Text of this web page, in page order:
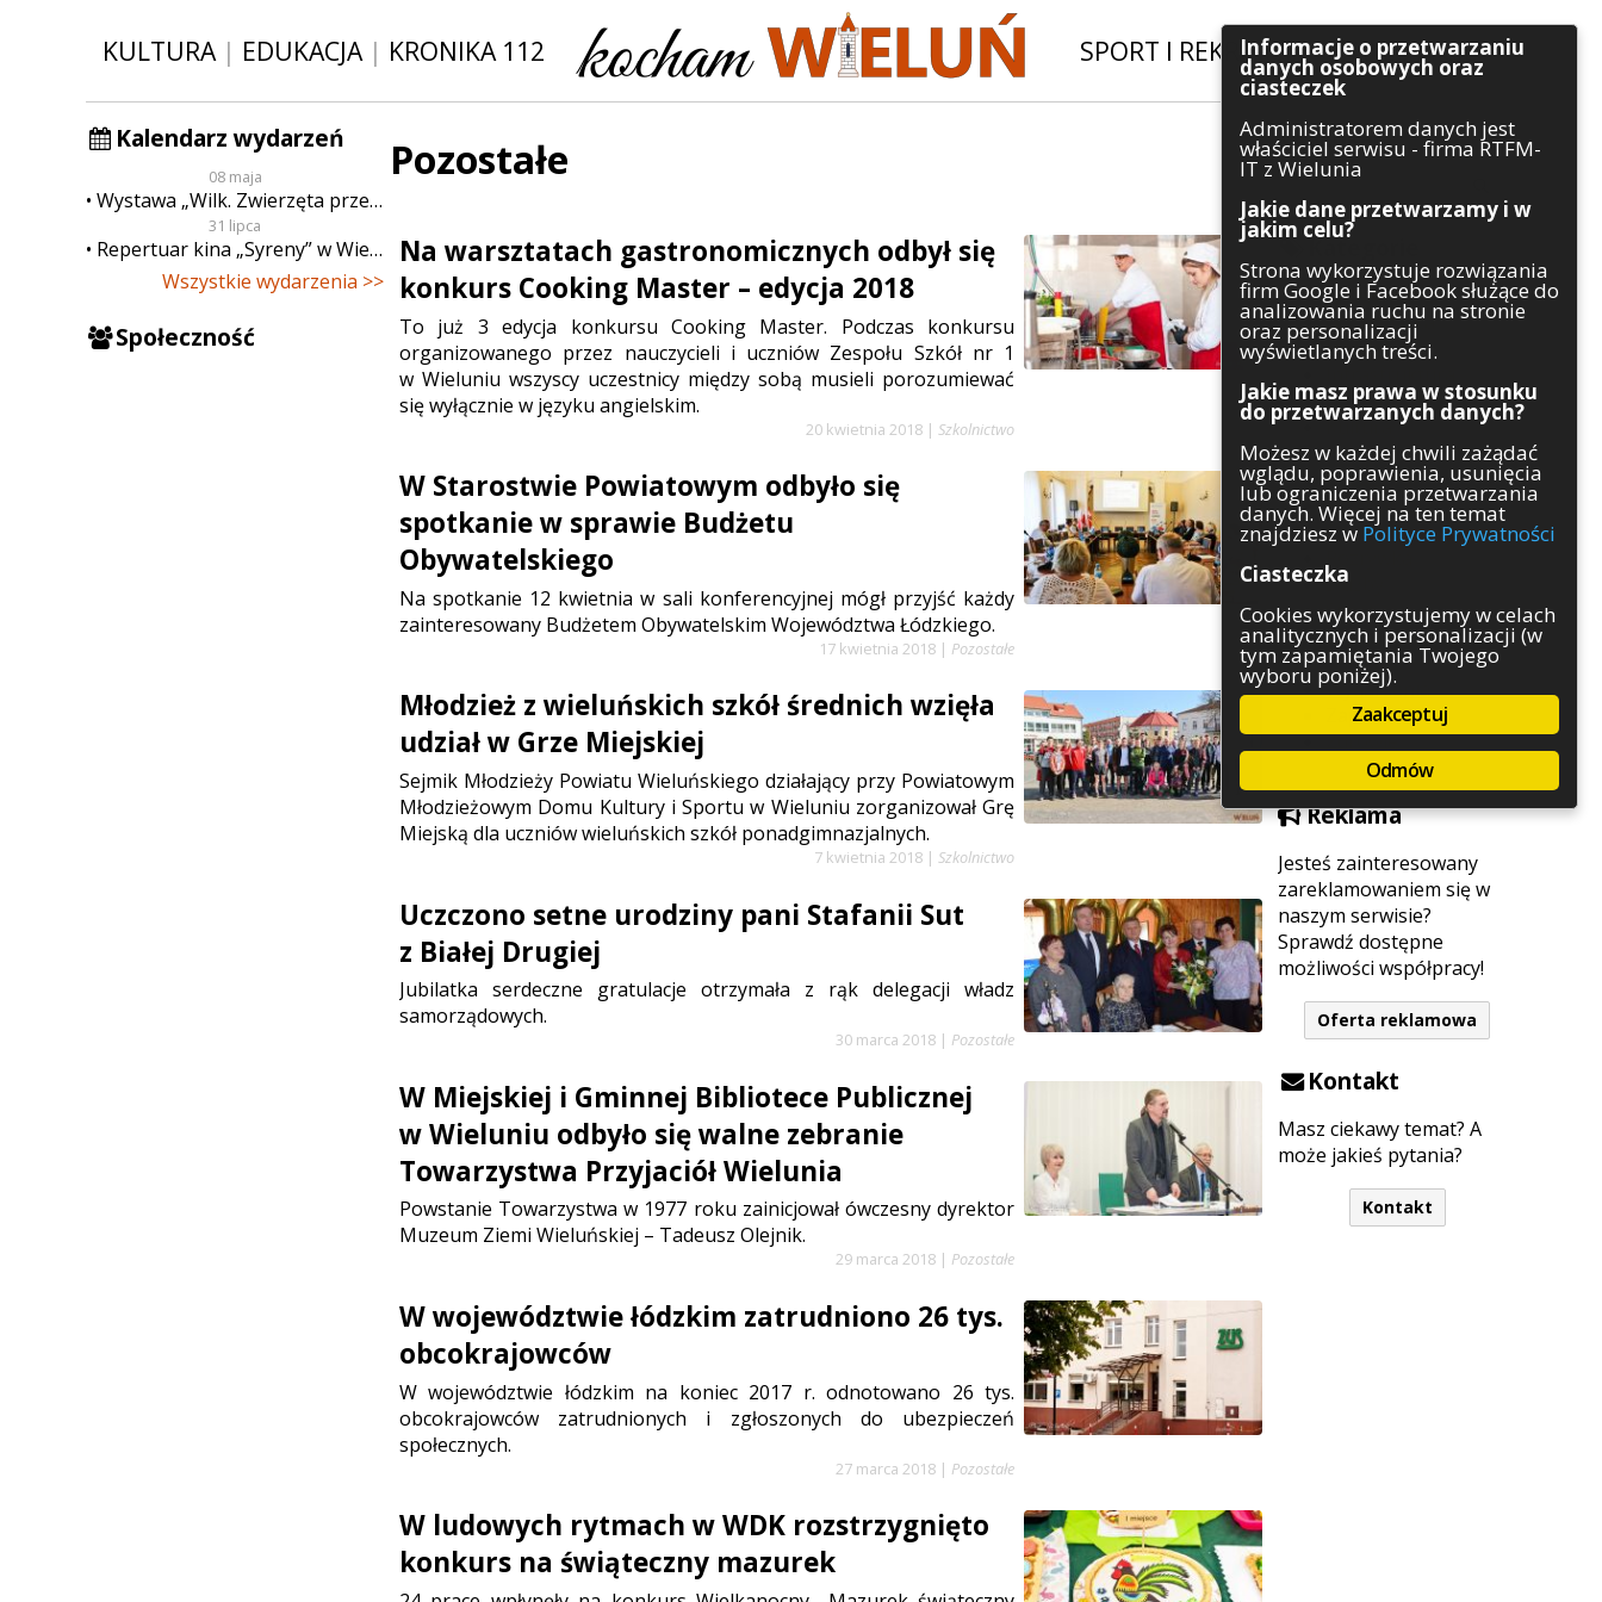
KULTURA| EDUKACJA| KRONIKA 112 SPORT I REKREACJA|INWESTYCJE
Kalendarz wydarzeń
08 maja
Wystawa „Wilk. Zwierzęta przeklęte”
31 lipca
Repertuar kina „Syreny” w Wieluniu w dn. od 31 lipca do 6 sierpnia
Wszystkie wydarzenia >>
Społeczność
Szukaj
Kategorie
Architektura
Gospodarka
Handel
Komunikaty
Kultura
Polityka
Pozostałe
Psychologia
Rolnictwo
Służby
Sport
Środowisko
Szkolnictwo
Wydarzenia
Zapowiedzi
Zdrowie
Reklama
Jesteś zainteresowany
zareklamowaniem się w
naszym serwisie?
Sprawdź dostępne
możliwości współpracy!
Oferta reklamowa
Kontakt
Masz ciekawy temat? A
może jakieś pytania?
Kontakt
Pozostałe
Na warsztatach gastronomicznych odbył się
konkurs Cooking Master – edycja 2018
To już 3 edycja konkursu Cooking Master. Podczas konkursu
organizowanego przez nauczycieli i uczniów Zespołu Szkół nr 1
w Wieluniu wszyscy uczestnicy między sobą musieli porozumiewać
się wyłącznie w języku angielskim.
20 kwietnia 2018 | Szkolnictwo
W Starostwie Powiatowym odbyło się
spotkanie w sprawie Budżetu
Obywatelskiego
Na spotkanie 12 kwietnia w sali konferencyjnej mógł przyjść każdy
zainteresowany Budżetem Obywatelskim Województwa Łódzkiego.
17 kwietnia 2018 | Pozostałe
Młodzież z wieluńskich szkół średnich wzięła
udział w Grze Miejskiej
Sejmik Młodzieży Powiatu Wieluńskiego działający przy Powiatowym
Młodzieżowym Domu Kultury i Sportu w Wieluniu zorganizował Grę
Miejską dla uczniów wieluńskich szkół ponadgimnazjalnych.
7 kwietnia 2018 | Szkolnictwo
Uczczono setne urodziny pani Stafanii Sut
z Białej Drugiej
Jubilatka serdeczne gratulacje otrzymała z rąk delegacji władz
samorządowych.
30 marca 2018 | Pozostałe
W Miejskiej i Gminnej Bibliotece Publicznej
w Wieluniu odbyło się walne zebranie
Towarzystwa Przyjaciół Wielunia
Powstanie Towarzystwa w 1977 roku zainicjował ówczesny dyrektor
Muzeum Ziemi Wieluńskiej – Tadeusz Olejnik.
29 marca 2018 | Pozostałe
W województwie łódzkim zatrudniono 26 tys.
obcokrajowców
W województwie łódzkim na koniec 2017 r. odnotowano 26 tys.
obcokrajowców zatrudnionych i zgłoszonych do ubezpieczeń
społecznych.
27 marca 2018 | Pozostałe
W ludowych rytmach w WDK rozstrzygnięto
konkurs na świąteczny mazurek
Informacje o przetwarzaniu
danych osobowych oraz
ciasteczek
Administratorem danych jest
właściciel serwisu - firma RTFM-
IT z Wielunia
Jakie dane przetwarzamy i w
jakim celu?
Strona wykorzystuje rozwiązania
firm Google i Facebook służące do
analizowania ruchu na stronie
oraz personalizacji
wyświetlanych treści.
Jakie masz prawa w stosunku
do przetwarzanych danych?
Możesz w każdej chwili zażądać
wglądu, poprawienia, usunięcia
lub ograniczenia przetwarzania
danych. Więcej na ten temat
znajdziesz w Polityce Prywatności
Ciasteczka
Cookies wykorzystujemy w celach
analitycznych i personalizacji (w
tym zapamiętania Twojego
wyboru poniżej).
Zaakceptuj
Odmów